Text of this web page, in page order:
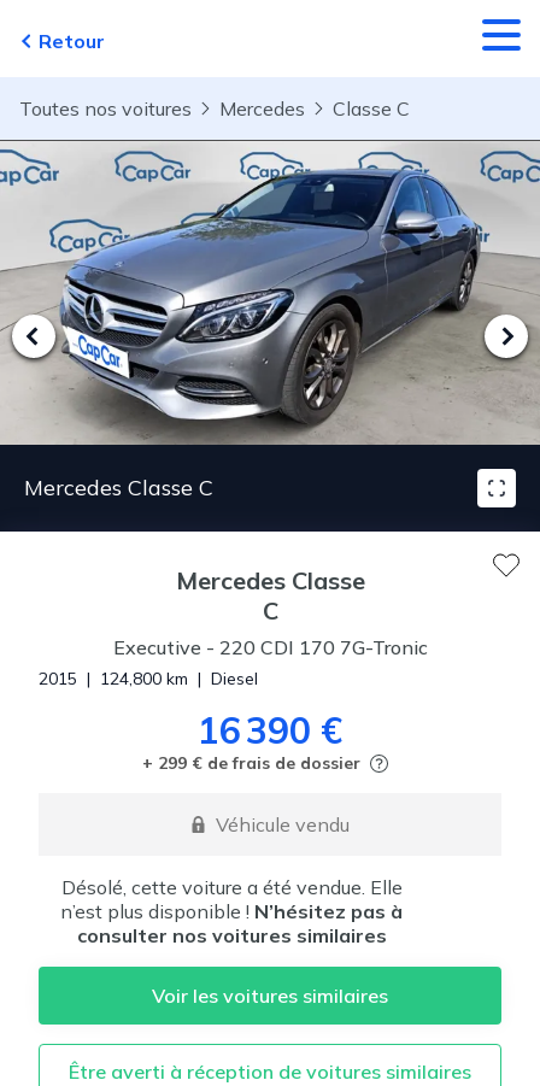
Retour
Toutes nos voitures Mercedes Classe C
Mercedes Classe C
Mercedes Classe
C
Executive - 220 CDI 170 7G-Tronic
2015 | 124,800 km | Diesel
16 390 €
+ 299 € de frais de dossier
Véhicule vendu
Désolé, cette voiture a été vendue. Elle
n’est plus disponible ! N’hésitez pas à
consulter nos voitures similaires
Voir les voitures similaires
Être averti à réception de voitures similaires